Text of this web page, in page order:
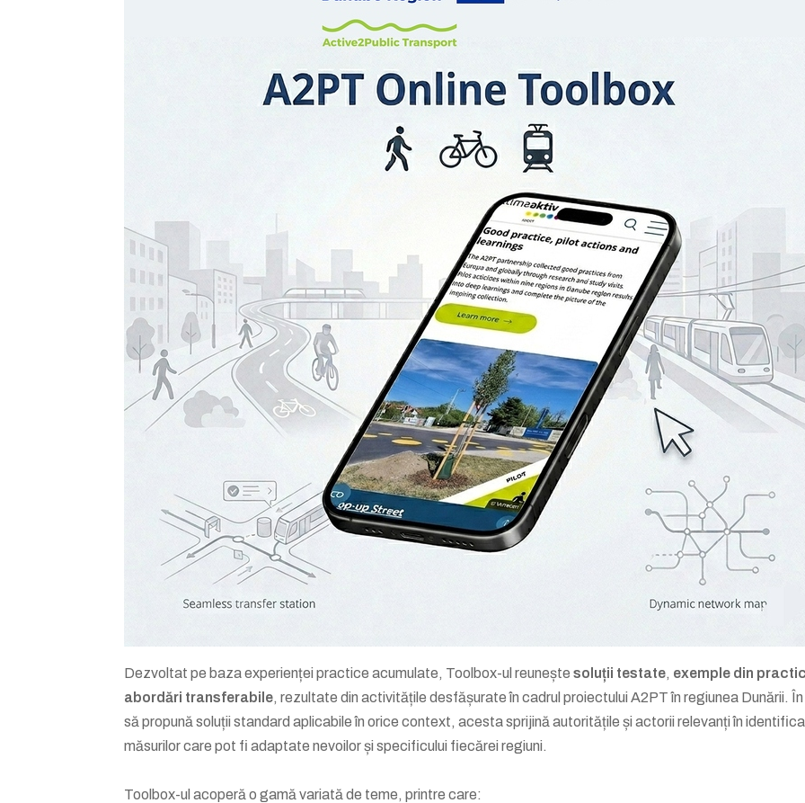
Dezvoltat pe baza experienței practice acumulate, Toolbox-ul reunește soluții testate, exemple din
abordări transferabile, rezultate din activitățile desfășurate în cadrul proiectului A2PT în regiunea Dunării. În
să propună soluții standard aplicabile în orice context, acesta sprijină autoritățile și actorii relevanți în
măsurilor care pot fi adaptate nevoilor și specificului fiecărei regiuni.
Toolbox-ul acoperă o gamă variată de teme, printre care: